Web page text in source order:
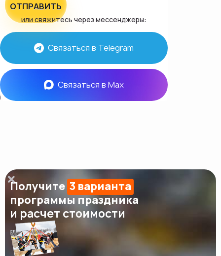
ОТПРАВИТЬ
или свяжитесь через мессенджеры:
Связаться в Telegram
Связаться в Max
Получите 3 варианта
программы праздника
и расчет стоимости